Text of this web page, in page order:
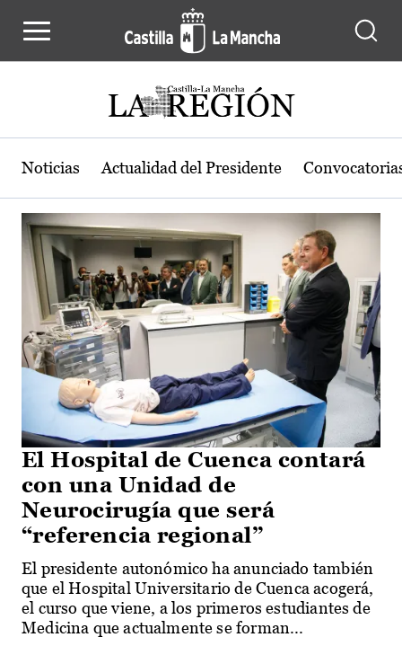
Actualidad de la región de Castilla-
Noticias Actualidad del Presidente
El Hospital de Cuenca contará
con una Unidad de
Neurocirugía que será
“referencia regional”
El presidente autonómico ha anunciado también
que el Hospital Universitario de Cuenca acogerá,
el curso que viene, a los primeros estudiantes de
Medicina que actualmente se forman...